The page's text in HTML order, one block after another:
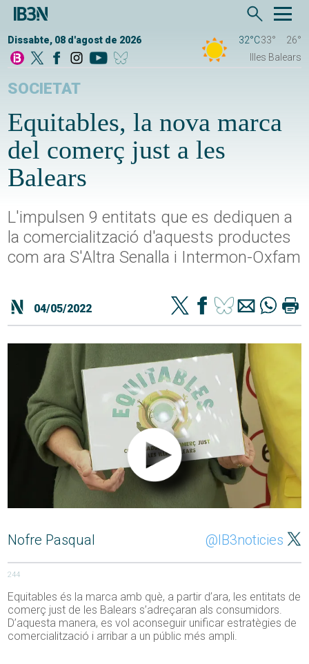
Dissabte, 08 d'agost de 2026 32°C33°
26°
Illes Balears
SOCIETAT
Equitables, la nova marca
del comerç just a les
Balears
L'impulsen 9 entitats que es dediquen a
la comercialització d'aquests productes
com ara S'Altra Senalla i Intermon-Oxfam
04/05/2022
Nofre Pasqual @IB3noticies
244
Equitables és la marca amb què, a partir d’ara, les entitats de
comerç just de les Balears s’adreçaran als consumidors.
D’aquesta manera, es vol aconseguir unificar estratègies de
comercialització i arribar a un públic més ampli.